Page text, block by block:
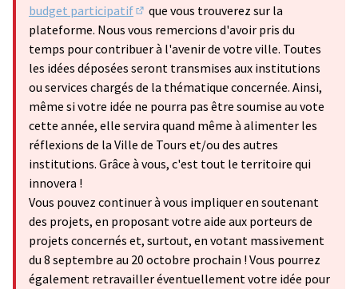
budget participatif
(S'ouvre dans un nouvel onglet)
que vous trouverez sur la
plateforme. Nous vous remercions d'avoir pris du
temps pour contribuer à l'avenir de votre ville. Toutes
les idées déposées seront transmises aux institutions
ou services chargés de la thématique concernée. Ainsi,
même si votre idée ne pourra pas être soumise au vote
cette année, elle servira quand même à alimenter les
réflexions de la Ville de Tours et/ou des autres
institutions. Grâce à vous, c'est tout le territoire qui
innovera !
Vous pouvez continuer à vous impliquer en soutenant
des projets, en proposant votre aide aux porteurs de
projets concernés et, surtout, en votant massivement
du 8 septembre au 20 octobre prochain ! Vous pourrez
également retravailler éventuellement votre idée pour